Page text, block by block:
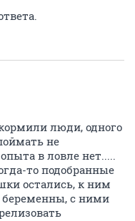
люди, одного
не
в ловле нет.....
то подобранные
остались, к ним
с ними